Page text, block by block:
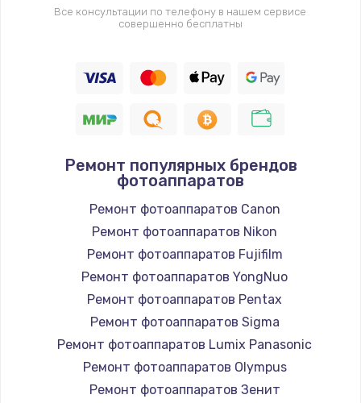
Заказать
2500 руб.
1400 руб.
Заказать
Замена / ремонт электронного модуля
управления
Заказать
Замена конфорки
Заказать
Все консультации по телефону в нашем сервисе
совершенно бесплатны
Ремонт популярных брендов
фотоаппаратов
Ремонт фотоаппаратов Canon
Ремонт фотоаппаратов Nikon
Ремонт фотоаппаратов Fujifilm
Ремонт фотоаппаратов YongNuo
Ремонт фотоаппаратов Pentax
Ремонт фотоаппаратов Sigma
Ремонт фотоаппаратов Lumix Panasonic
Ремонт фотоаппаратов Olympus
Ремонт фотоаппаратов Зенит